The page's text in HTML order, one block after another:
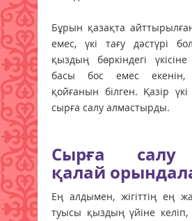
Бұрын қазақта
емес, үкі тағу дәстүрі
қыздың бөркіндегі
басы бос емес екенін,
қойғанын білген. Қазір үкі
сырға салу алмастырды.
Сырға салу
қалай
Ең алдымен, жігіттің ең
туысы қыздың үйіне